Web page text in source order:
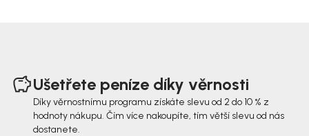
Ušetřete peníze díky věrnosti
Díky věrnostnímu programu získáte slevu od 2 do 10 % z
hodnoty nákupu. Čím více nakoupíte, tím větší slevu od nás
dostanete.